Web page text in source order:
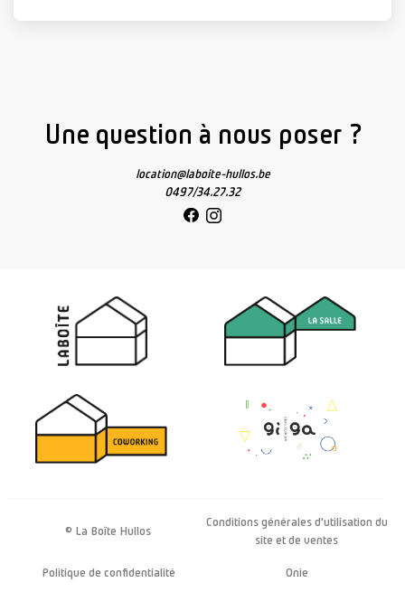
Une question à nous poser ?
location@laboite-hullos.be
0497/34.27.32
© La Boîte Hullos
Conditions générales d’utilisation du
site et de ventes
Politique de confidentialité Onie